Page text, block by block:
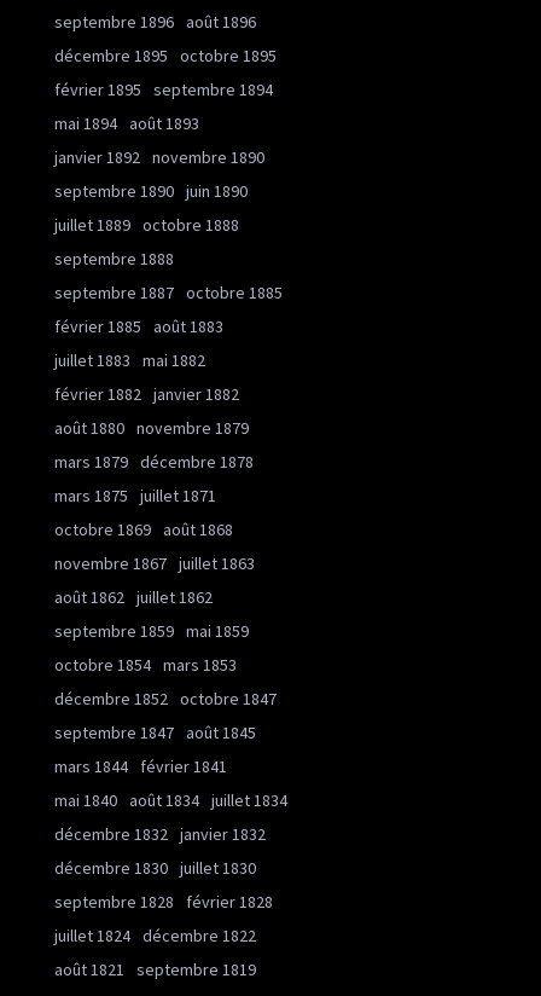
septembre 1896 août 1896
décembre 1895
octobre 1895
février 1895
septembre 1894
mai 1894 août 1893
janvier 1892 novembre 1890
septembre 1890 juin 1890
juillet 1889 octobre 1888
septembre 1888
septembre 1887 octobre 1885
février 1885
août 1883
juillet 1883
mai 1882
février 1882 janvier 1882
août 1880 novembre 1879
mars 1879 décembre 1878
mars 1875
juillet 1871
octobre 1869 août 1868
novembre 1867 juillet 1863
août 1862 juillet 1862
septembre 1859 mai 1859
octobre 1854 mars 1853
décembre 1852 octobre 1847
septembre 1847 août 1845
mars 1844
février 1841
mai 1840 août 1834 juillet 1834
décembre 1832 janvier 1832
décembre 1830 juillet 1830
septembre 1828
février 1828
juillet 1824 décembre 1822
août 1821
septembre 1819